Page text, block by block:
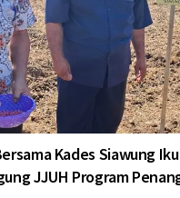
Kades Siawung
JJUH Program